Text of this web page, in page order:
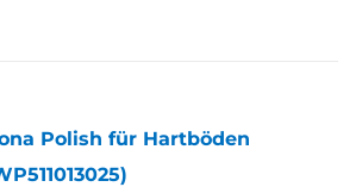
Polish für Hartböden